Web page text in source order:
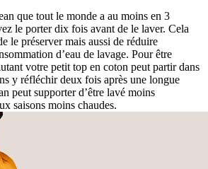
que tout le monde a au moins en 3
le porter dix fois avant de le laver. Cela
le préserver mais aussi de réduire
d’eau de lavage. Pour être
votre petit top en coton peut partir dans
y réfléchir deux fois après une longue
peut supporter d’être lavé moins
saisons moins chaudes.